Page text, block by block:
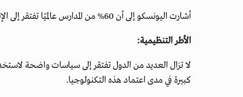
أشارت اليونسكو إلى أن 60% من المدارس عالميًا تفتقر إلى الإنترنت، بينما لا تحظى 25% منها بالكهرباء.
الأطر التنظيمية:
لا تزال العديد من الدول تفتقر إلى سياسات واضحة
كبيرة في مدى اعتماد هذه التكنولوجيا.